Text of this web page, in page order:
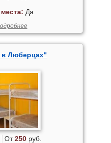
Да
Люберцах"
От250руб.